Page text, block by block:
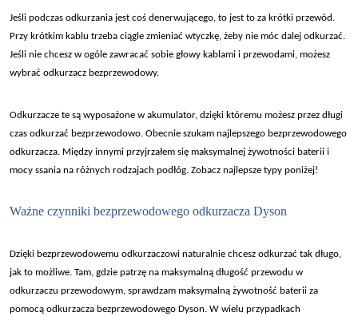
Jeśli podczas odkurzania jest coś denerwującego, to jest to za krótki przewód.
Przy krótkim kablu trzeba ciągle zmieniać wtyczkę, żeby nie móc dalej odkurzać.
Jeśli nie chcesz w ogóle zawracać sobie głowy kablami i przewodami, możesz
wybrać odkurzacz bezprzewodowy.
Odkurzacze te są wyposażone w akumulator, dzięki któremu możesz przez długi
czas odkurzać bezprzewodowo. Obecnie szukam najlepszego bezprzewodowego
odkurzacza. Między innymi przyjrzałem się maksymalnej żywotności baterii i
mocy ssania na różnych rodzajach podłóg. Zobacz najlepsze typy poniżej!
Ważne czynniki bezprzewodowego odkurzacza Dyson
Dzięki bezprzewodowemu odkurzaczowi naturalnie chcesz odkurzać tak długo,
jak to możliwe. Tam, gdzie patrzę na maksymalną długość przewodu w
odkurzaczu przewodowym, sprawdzam maksymalną żywotność baterii za
pomocą odkurzacza bezprzewodowego Dyson. W wielu przypadkach